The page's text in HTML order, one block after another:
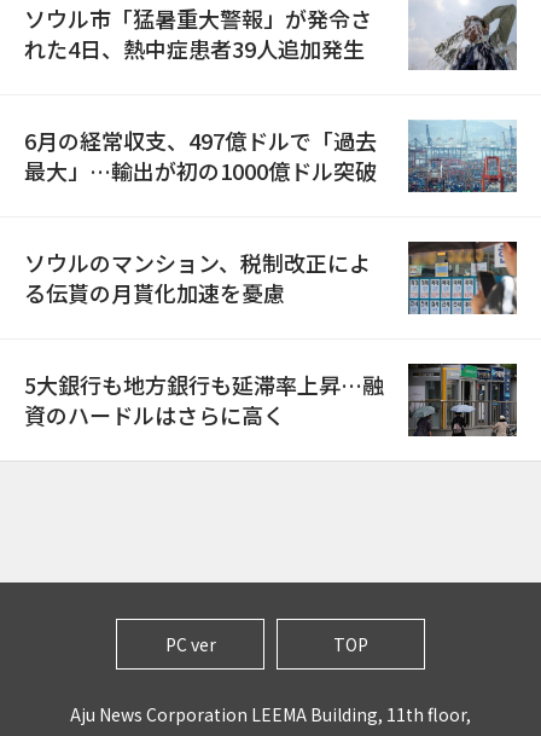
ソウル市「猛暑重大警報」が発令さ
れた4日、熱中症患者39人追加発生
6月の経常収支、497億ドルで「過去
最大」…輸出が初の1000億ドル突破
ソウルのマンション、税制改正によ
る伝貰の月貰化加速を憂慮
5大銀行も地方銀行も延滞率上昇…融
資のハードルはさらに高く
PC ver TOP
Aju News Corporation LEEMA Building, 11th floor,